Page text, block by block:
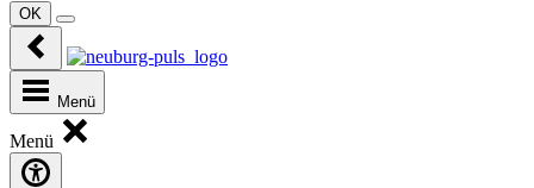
OK
Menü
Menü